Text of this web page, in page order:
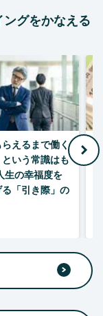
グをかなえる
らえるまで働く
という常識はも
生の幸福度を
「引き際」の